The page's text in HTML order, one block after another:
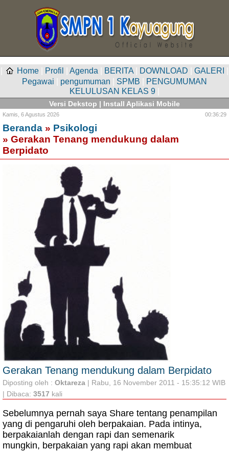
Home Profil Agenda BERITA DOWNLOAD GALERI
Pegawai
pengumuman SPMB
PENGUMUMAN
KELULUSAN KELAS 9
Versi Dekstop | Install Aplikasi Mobile
Kamis, 6 Agustus 2026 00:36:29
Beranda » Psikologi
» Gerakan Tenang mendukung dalam
Berpidato
Gerakan Tenang mendukung dalam Berpidato
Diposting oleh : Oktareza | Rabu, 16 November 2011 - 15:35:12 WIB
| Dibaca: 3517 kali
Sebelumnya pernah saya Share tentang penampilan
yang di pengaruhi oleh berpakaian. Pada intinya,
berpakaianlah dengan rapi dan semenarik
mungkin, berpakaian yang rapi akan membuat